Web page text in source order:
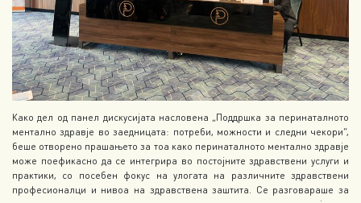
Како дел од панел дискусијата насловена „Поддршка за перинаталното
ментално здравје во заедницата: потреби, можности и следни чекори“,
беше отворено прашањето за тоа како перинаталното ментално здравје
може поефикасно да се интегрира во постојните здравствени услуги и
практики, со посебен фокус на улогата на различните здравствени
професионалци и нивоа на здравствена заштита. Се разговараше за